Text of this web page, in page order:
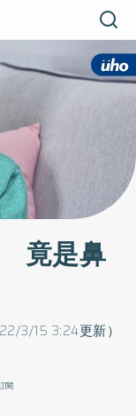
竟是鼻
3/15 3:24更新）
閱